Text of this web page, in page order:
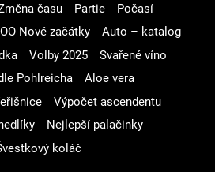
času Partie
Počasí
Nové začátky
Auto – katalog
Volby 2025
Svařené víno
Pohlreicha
Aloe vera
Výpočet ascendentu
Nejlepší palačinky
koláč